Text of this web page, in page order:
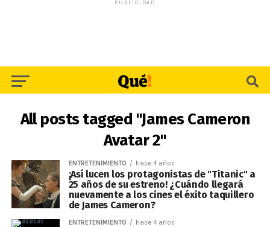
PUBLICIDAD
All posts tagged "James Cameron
Avatar 2"
ENTRETENIMIENTO hace 4 años
¡Así lucen los protagonistas de "Titanic" a
25 años de su estreno! ¿Cuándo llegará
nuevamente a los cines el éxito taquillero
de James Cameron?
ENTRETENIMIENTO hace 4 años